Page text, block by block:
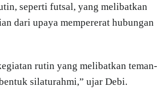
seperti futsal, yang melibatkan
dari upaya mempererat hubungan
rutin yang melibatkan teman-
silaturahmi,” ujar Debi.